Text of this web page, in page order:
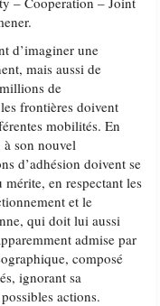
d’imaginer une
mais aussi de
de
frontières doivent
mobilités. En
à son nouvel
d’adhésion doivent se
en respectant les
et le
qui doit lui aussi
admise par
composé
ignorant sa
actions.